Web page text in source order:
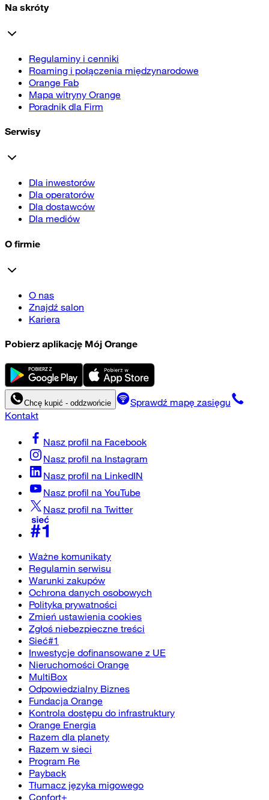
Na skróty
Regulaminy i cenniki
Roaming i połączenia międzynarodowe
Orange Fab
Mapa witryny Orange
Poradnik dla Firm
Serwisy
Dla inwestorów
Dla operatorów
Dla dostawców
Dla mediów
O firmie
O nas
Znajdź salon
Kariera
Pobierz aplikację Mój Orange
Chcę kupić - oddzwońcie
Sprawdź mapę zasięgu
Kontakt
Nasz profil na Facebook
Nasz profil na Instagram
Nasz profil na LinkedIN
Nasz profil na YouTube
Nasz profil na Twitter
Ważne komunikaty
Regulamin serwisu
Warunki zakupów
Ochrona danych osobowych
Polityka prywatności
Zmień ustawienia cookies
Zgłoś niebezpieczne treści
Sieć#1
Inwestycje dofinansowane z UE
Nieruchomości Orange
MultiBox
Odpowiedzialny Biznes
Fundacja Orange
Kontrola dostępu do infrastruktury
Orange Energia
Razem dla planety
Razem w sieci
Program Re
Payback
Tłumacz języka migowego
Confort+